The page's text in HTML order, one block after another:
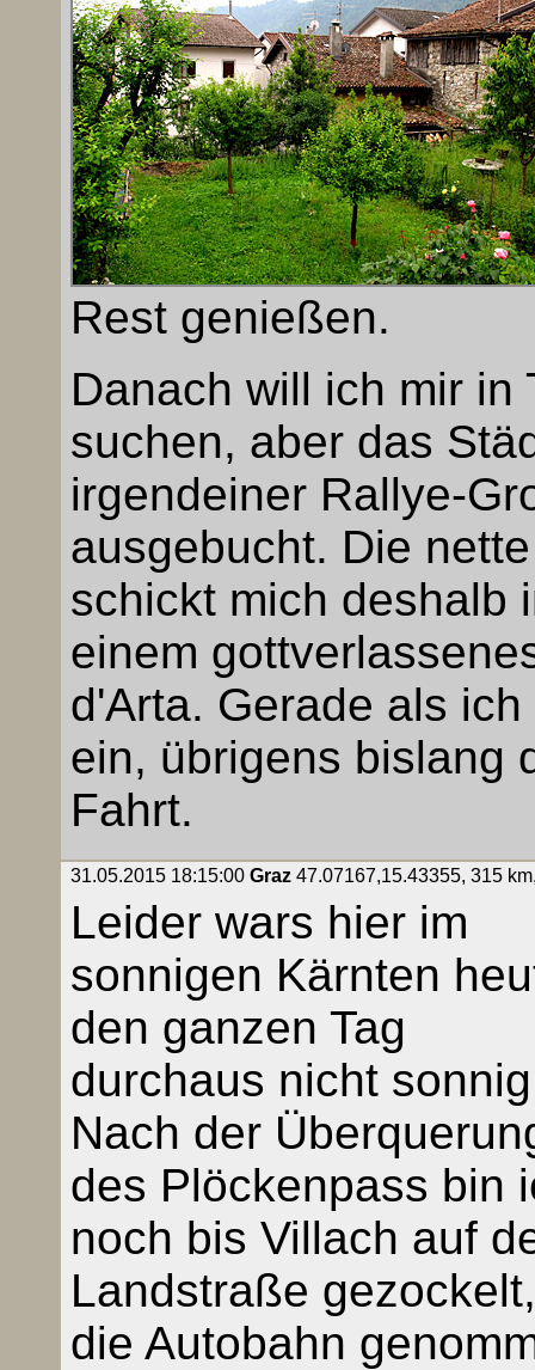
Rest genießen.
Danach will ich mir in
suchen, aber das
irgendeiner Rallye-
ausgebucht. Die
schickt mich deshalb
einem
d'Arta. Gerade als
ein, übrigens bislang
Fahrt.
31.05.2015 18:15:00 Graz47.07167,15.43355, 315
Leider wars hier im
sonnigen Kärnten
den ganzen Tag
durchaus nicht
Nach der
des Plöckenpass bin
noch bis Villach auf
Landstraße
die Autobahn